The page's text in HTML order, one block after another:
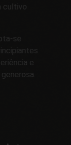
cultivo
se
e